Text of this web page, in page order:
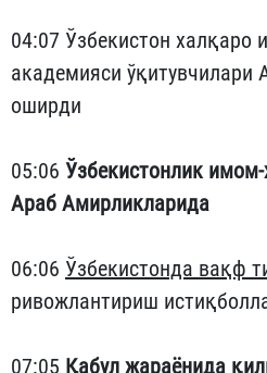
04:07 Ўзбекистон халқаро
академияси ўқитувчилари
оширди
05:06 Ўзбекистонлик
Араб Амирликларида
06:06 Ўзбекистонда вақф
ривожлантириш
07:05 Қабул жараёнида